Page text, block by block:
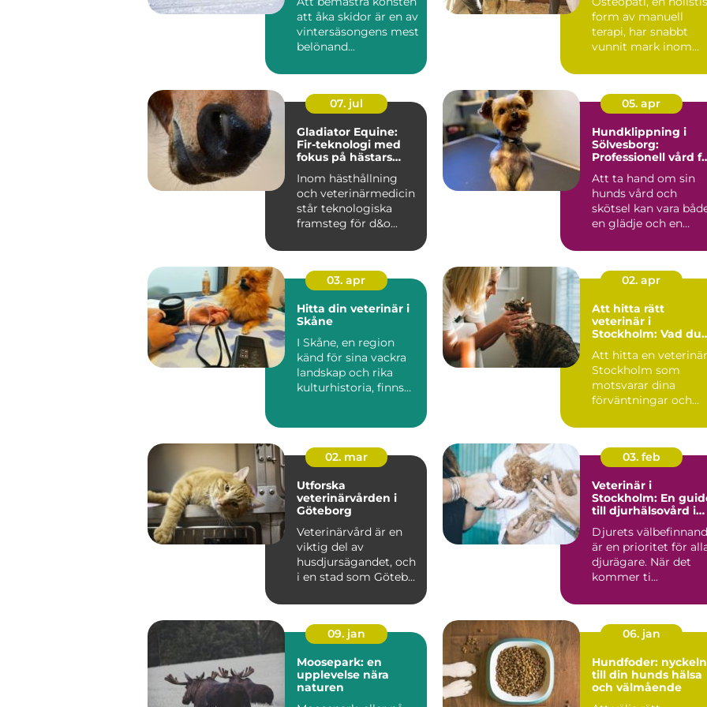
att åka skidor är en av
vintersäsongens mest
belönand...
form av manuell
terapi, har snabbt
vunnit mark inom
07. jul
Gladiator Equine:
Fir-teknologi med
fokus på hästars
välbefinnande
Inom hästhållning
och veterinärmedicin
står teknologiska
framsteg för d&o...
05. apr
Hundklippning i
Sölvesborg:
Professionell vård
Att ta hand om sin
hunds vård och
skötsel kan vara
en glädje och en
03. apr
Hitta din veterinär i
Skåne
I Skåne, en region
känd för sina vackra
landskap och rika
kulturhistoria, finns
02. apr
Att hitta rätt
veterinär i
Stockholm: Vad du
Att hitta en
Stockholm som
motsvarar dina
förväntningar och
02. mar
Utforska
veterinärvården i
Göteborg
Veterinärvård är en
viktig del av
husdjursägandet, och
i en stad som Göteb...
03. feb
Veterinär i
Stockholm: En
till djurhälsovård i
Djurets
är en prioritet för
djurägare. När det
kommer ti...
09. jan
Moosepark: en
upplevelse nära
naturen
06. jan
Hundfoder: nyckeln
till din hunds hälsa
och välmående